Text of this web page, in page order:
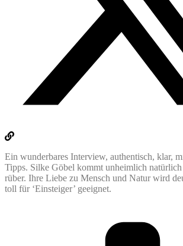
Ein wunderbares Interview, authentisch, klar,
Tipps. Silke Göbel kommt unheimlich natürlich
rüber. Ihre Liebe zu Mensch und Natur wird
toll für ‘Einsteiger’ geeignet.